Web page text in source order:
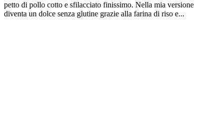
petto di pollo cotto e sfilacciato finissimo. Nella mia versione
diventa un dolce senza glutine grazie alla farina di riso e...